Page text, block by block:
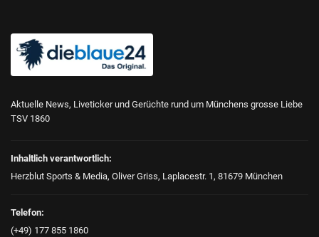
Aktuelle News, Liveticker und Gerüchte rund um Münchens grosse Liebe
TSV 1860
Inhaltlich verantwortlich:
Herzblut Sports & Media, Oliver Griss, Laplacestr. 1, 81679 München
Telefon:
(+49) 177 855 1860